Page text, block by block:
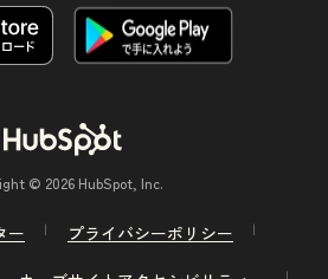
© 2026 HubSpot, Inc.
ー
プライバシーポリシー